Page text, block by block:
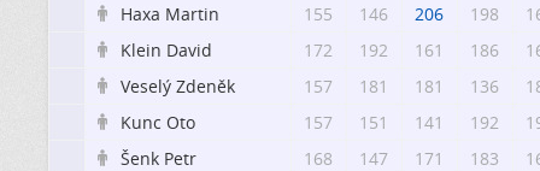
 Haxa Martin 155 146 206 198
 Klein David 172 192 161 186
 Veselý Zdeněk 157 181 181 136
 Kunc Oto 157 151 141 192
 Šenk Petr 168 147 171 183